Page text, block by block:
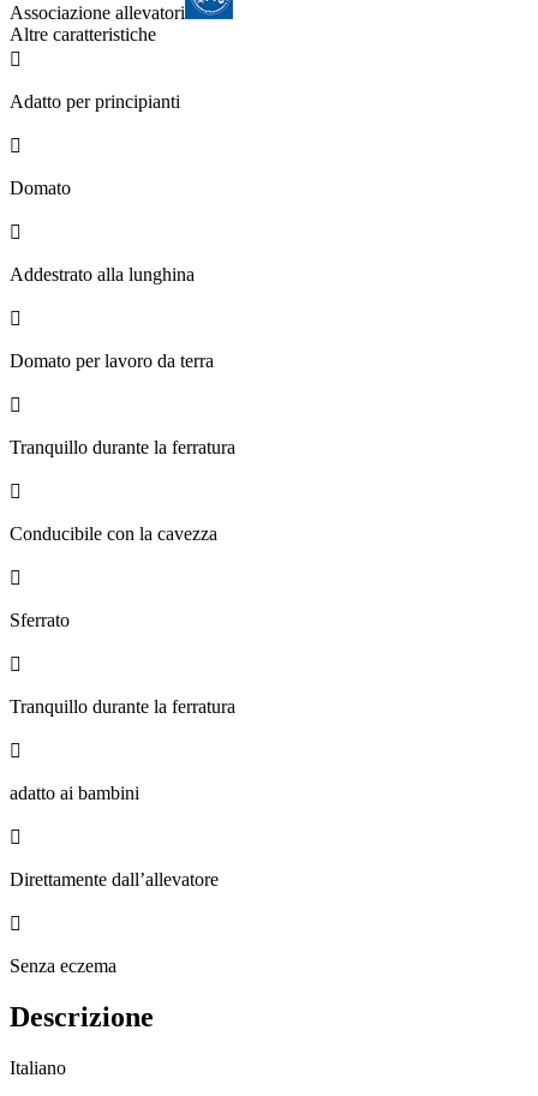
Associazione allevatori
Altre caratteristiche

Adatto per principianti

Domato

Addestrato alla lunghina

Domato per lavoro da terra

Tranquillo durante la ferratura

Conducibile con la cavezza

Sferrato

Tranquillo durante la ferratura

adatto ai bambini

Direttamente dall’allevatore

Senza eczema
Descrizione
Italiano